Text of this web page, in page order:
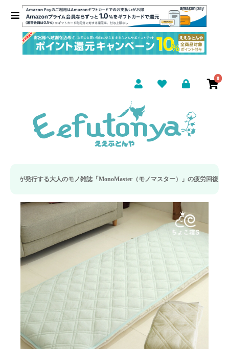
0
雑誌「MonoMaster（モノマスター）」の疲労回復・睡眠の向上特集に当社のリ